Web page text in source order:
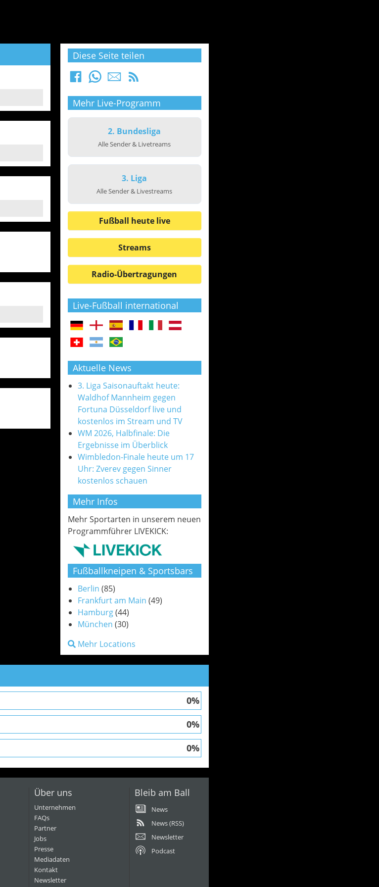
Diese Seite teilen
Mehr Live-Programm
2. Bundesliga
Alle Sender & Livetreams
3. Liga
Alle Sender & Livestreams
Fußball heute live
Streams
Radio-Übertragungen
Live-Fußball international
Aktuelle News
3. Liga Saisonauftakt heute:
Waldhof Mannheim gegen
Fortuna Düsseldorf live und
kostenlos im Stream und TV
WM 2026, Halbfinale: Die
Ergebnisse im Überblick
Wimbledon-Finale heute um 17
Uhr: Zverev gegen Sinner
kostenlos schauen
Mehr Infos
Mehr Sportarten in unserem neuen
Programmführer LIVEKICK:
Fußballkneipen & Sportsbars
Berlin (85)
Frankfurt am Main (49)
Hamburg(44)
München (30)
Mehr Locations
0%
0%
0%
Über uns
Unternehmen
FAQs
Partner
Jobs
Presse
Mediadaten
Kontakt
Newsletter
Bleib am Ball
News
News (RSS)
Newsletter
Podcast